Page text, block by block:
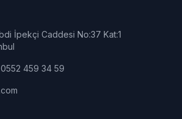
İpekçi Caddesi No:37 Kat:1
459 34 59